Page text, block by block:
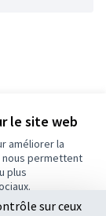
le site web
améliorer la
nous permettent
plus
Les plus
débattus
mais
sur ceux